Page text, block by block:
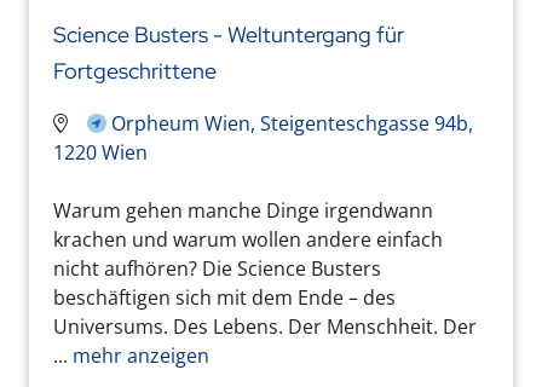
Science Busters - Weltuntergang für
Fortgeschrittene
Orpheum Wien, Steigenteschgasse 94b,
1220 Wien
Warum gehen manche Dinge irgendwann
krachen und warum wollen andere einfach
nicht aufhören? Die Science Busters
beschäftigen sich mit dem Ende – des
Universums. Des Lebens. Der Menschheit. Der
... mehr anzeigen